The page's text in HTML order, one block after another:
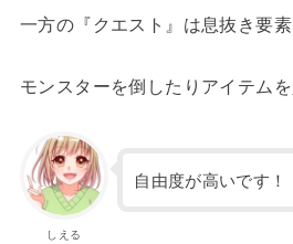
一方の『クエスト』は息抜き要素
モンスターを倒したりアイテム
しえる
自由度が高いです！